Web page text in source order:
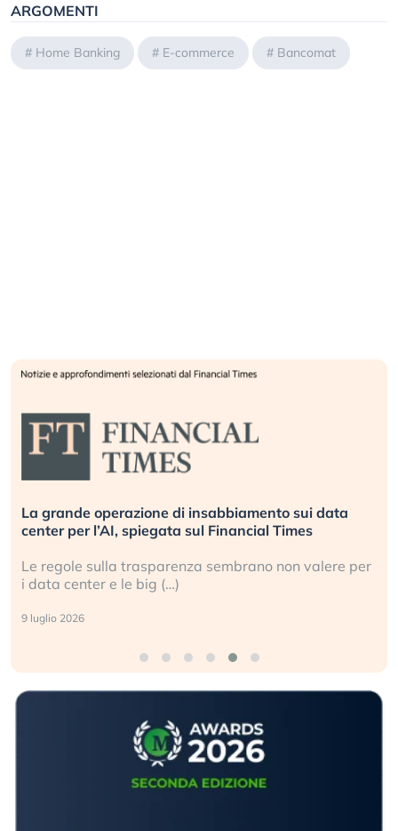
ARGOMENTI
# Home Banking # E-commerce # Bancomat
La grande operazione di insabbiamento sui data
center per l’AI, spiegata sul Financial Times
Le regole sulla trasparenza sembrano non valere per
i data center e le big (…)
9 luglio 2026